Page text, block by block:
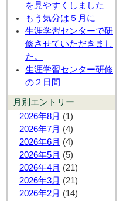
を見やすくしました
もう気分は５月に
生涯学習センターで研
修させていただきまし
た。
生涯学習センター研修
の２日間
月別エントリー
2026年8月 (1)
2026年7月 (4)
2026年6月 (4)
2026年5月 (5)
2026年4月 (21)
2026年3月 (21)
2026年2月 (14)